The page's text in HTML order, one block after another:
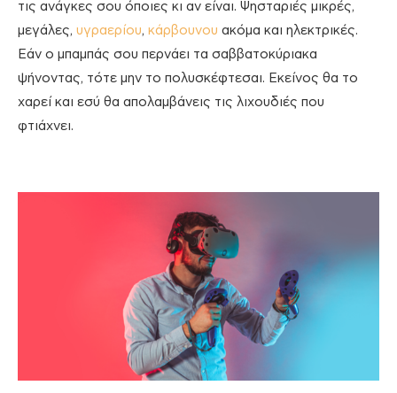
τις ανάγκες σου όποιες κι αν είναι. Ψησταριές μικρές,
μεγάλες, υγραερίου, κάρβουνου ακόμα και ηλεκτρικές.
Εάν ο μπαμπάς σου περνάει τα σαββατοκύριακα
ψήνοντας, τότε μην το πολυσκέφτεσαι. Εκείνος θα το
χαρεί και εσύ θα απολαμβάνεις τις λιχουδιές που
φτιάχνει.